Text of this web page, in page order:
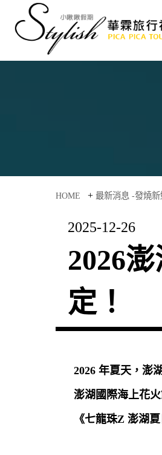
HOME + 最新消息 -發燒新
2025-12-26
2026
定！
2026 年夏天，澎
澎湖國際海上花
《七龍珠Z 澎湖